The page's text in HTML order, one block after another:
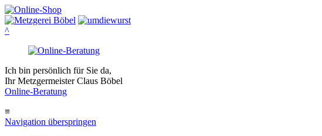
^
Ich bin persönlich für Sie da,
Ihr Metzgermeister Claus Böbel
Online-Beratung
≡
Navigation überspringen